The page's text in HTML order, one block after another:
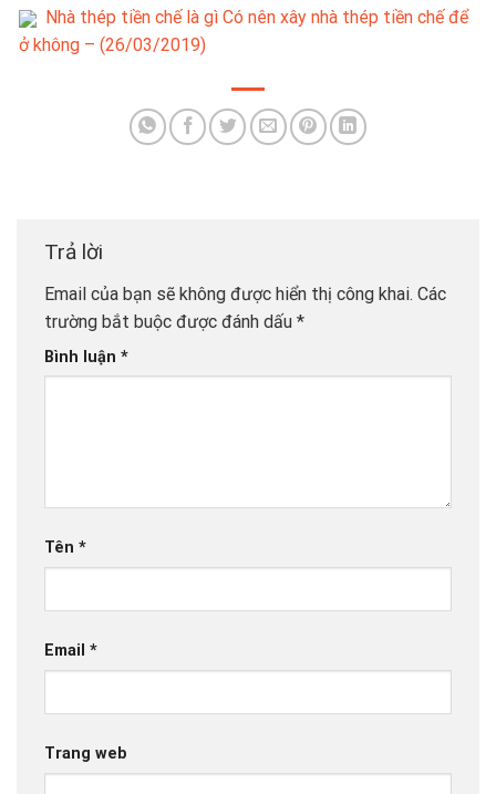
Nhà thép tiền chế là gì Có nên xây nhà thép tiền chế để
ở không – (26/03/2019)
Trả lời
Email của bạn sẽ không được hiển thị công khai. Các
trường bắt buộc được đánh dấu *
Bình luận *
Tên *
Email *
Trang web